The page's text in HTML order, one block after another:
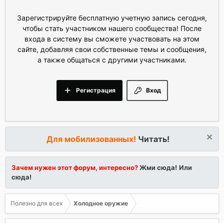
Зарегистрируйте бесплатную учетную запись сегодня,
чтобы стать участником нашего сообщества! После
входа в систему вы сможете участвовать на этом
сайте, добавляя свои собственные темы и сообщения,
а также общаться с другими участниками.
Вход
Регистрация
Для мобилизованных! Читать!
Зачем нужен этот форум, интересно?Жми сюда! Или
сюда!
Полезно для всех Холодное оружие